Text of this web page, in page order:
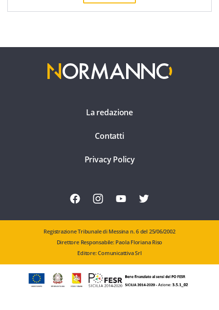
La redazione
Contatti
Privacy Policy
Registrazione Tribunale di Messina n. 6 del 25/06/2002
Direttore Responsabile: Paola Floriana Riso
Editore: Comunicattiva Srl